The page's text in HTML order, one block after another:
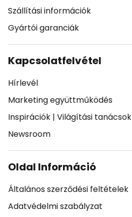
Szállítási információk
Gyártói garanciák
Kapcsolatfelvétel
Hírlevél
Marketing együttműködés
Inspirációk | Világítási tanácsok
Newsroom
Oldal Információ
Általános szerződési feltételek
Adatvédelmi szabályzat